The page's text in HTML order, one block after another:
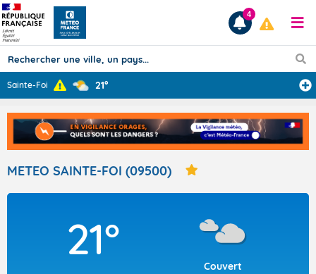
Prévisions
TOUS LES RÉSULTATS
Articles
4
Sainte-Foi 21°
METEO SAINTE-FOI (09500)
21°
Couvert